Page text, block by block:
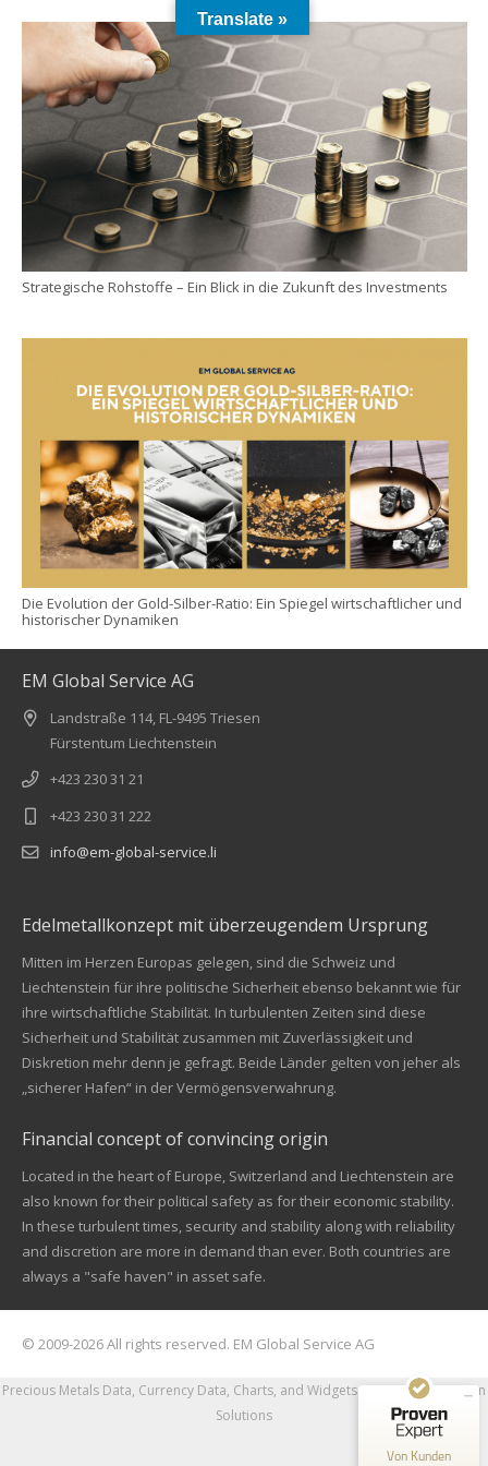
Strategische Rohstoffe – Ein Blick in die Zukunft des Investments
Die Evolution der Gold-Silber-Ratio: Ein Spiegel wirtschaftlicher und
historischer Dynamiken
EM Global Service AG
Landstraße 114, FL-9495 Triesen
Fürstentum Liechtenstein
+423 230 31 21
+423 230 31 222
info@em-global-service.li
Edelmetallkonzept mit überzeugendem Ursprung
Mitten im Herzen Europas gelegen, sind die Schweiz und
Liechtenstein für ihre politische Sicherheit ebenso bekannt wie für
ihre wirtschaftliche Stabilität. In turbulenten Zeiten sind diese
Sicherheit und Stabilität zusammen mit Zuverlässigkeit und
Diskretion mehr denn je gefragt. Beide Länder gelten von jeher als
„sicherer Hafen“ in der Vermögensverwahrung.
Financial concept of convincing origin
Located in the heart of Europe, Switzerland and Liechtenstein are
also known for their political safety as for their economic stability.
In these turbulent times, security and stability along with reliability
and discretion are more in demand than ever. Both countries are
always a "safe haven" in asset safe.
© 2009-2026 All rights reserved. EM Global Service AG
Translate »
Precious Metals Data, Currency Data, Charts, and WidgetsPowered by nFusion
Solutions
Von Kunden
Kundenbewertungen und Erfahrungen zu
EM Global Service AG
99%
ProvenExpert.com
4,67 / 5,00
68
Bewertungen auf
ProvenExpert.com
42